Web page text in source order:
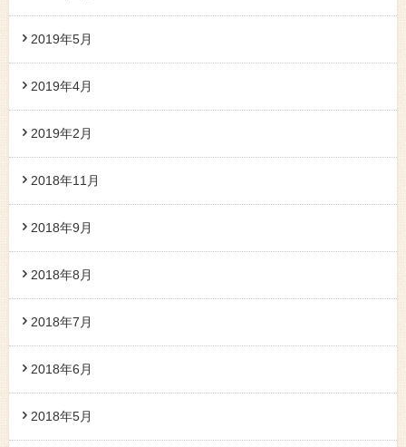
2019年5月
2019年4月
2019年2月
2018年11月
2018年9月
2018年8月
2018年7月
2018年6月
2018年5月